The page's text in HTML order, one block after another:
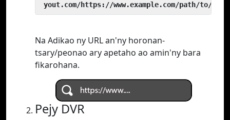
yout.com/https://www.example.com/path/to/
Na Adikao ny URL an'ny horonan-
tsary/peonao ary apetaho ao amin'ny bara
fikarohana.
Pejy DVR